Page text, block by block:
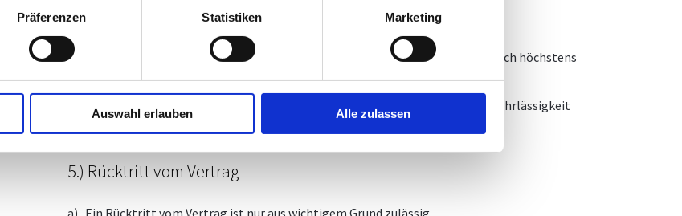
Präferenzen Statistiken Marketing
Auswahl erlauben Alle zulassen
2) in allen anderen Fällen mit folgenden Begrenzungen:
- bei einer Auftragssumme bis 250.000,00 Euro: höchstens 12.500,00 Euro;
- bei einer Auftragssumme über 250.000,00 Euro: 5 % der Auftragssumme, jedoch höchstens
750.000,00 Euro.
3) Die Haftung bei Folgeschäden und entgangenen Gewinn ist auch bei grober Fahrlässigkeit
ausgeschlossen, sofern im Einzelfall nichts anderes geregelt ist.
5.) Rücktritt vom Vertrag
a) Ein Rücktritt vom Vertrag ist nur aus wichtigem Grund zulässig.